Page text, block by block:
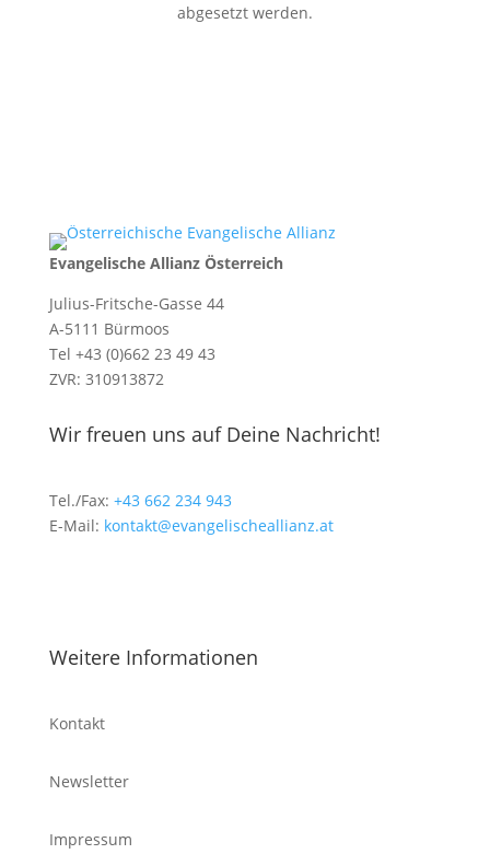
abgesetzt werden.
Evangelische Allianz Österreich
Julius-Fritsche-Gasse 44
A-5111 Bürmoos
Tel +43 (0)662 23 49 43
ZVR: 310913872
Wir freuen uns auf Deine Nachricht!
Tel./Fax: +43 662 234 943
E-Mail: kontakt@evangelischeallianz.at
Weitere Informationen
Kontakt
Newsletter
Impressum